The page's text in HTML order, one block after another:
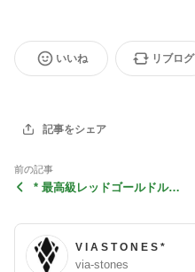
いいね リブログ
記事をシェア
前の記事
* 最高級レッドゴールドルチ
V I A S T O N E S *
via-stones